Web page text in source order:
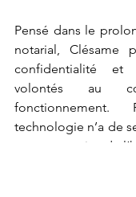
Pensé dans le
notarial, Clésame
confidentialité
volontés au
technologie n’a de
reste au service de